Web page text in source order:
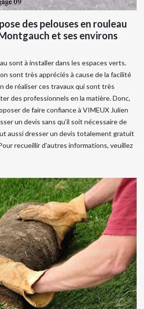
des pelouses en rouleau
et ses environs
sont à installer dans les espaces verts.
sont très appréciés à cause de la facilité
de réaliser ces travaux qui sont très
des professionnels en la matière. Donc,
de faire confiance à VIMEUX Julien
un devis sans qu'il soit nécessaire de
aussi dresser un devis totalement gratuit
recueillir d'autres informations, veuillez